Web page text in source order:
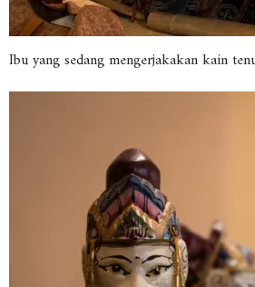
Ibu yang sedang mengerjakakan kain